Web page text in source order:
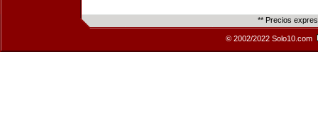
** Precios
© 2002/2022 Solo10.com